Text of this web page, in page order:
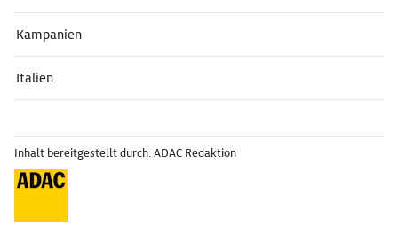
Kampanien
Italien
Inhalt bereitgestellt durch: ADAC Redaktion